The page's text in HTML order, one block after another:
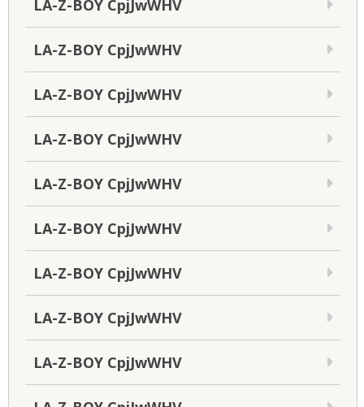
LA-Z-BOY CpjJwWHV
LA-Z-BOY CpjJwWHV
LA-Z-BOY CpjJwWHV
LA-Z-BOY CpjJwWHV
LA-Z-BOY CpjJwWHV
LA-Z-BOY CpjJwWHV
LA-Z-BOY CpjJwWHV
LA-Z-BOY CpjJwWHV
LA-Z-BOY CpjJwWHV